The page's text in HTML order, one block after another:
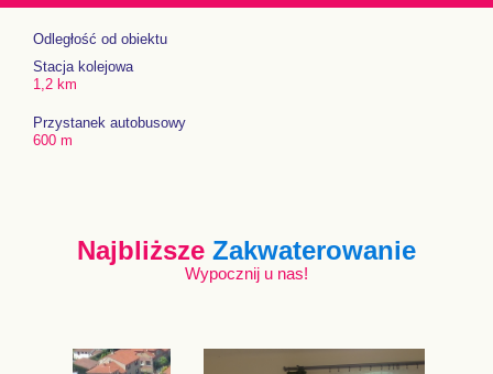
Odległość od obiektu
Stacja kolejowa
1,2 km
Przystanek autobusowy
600 m
Najbliższe Zakwaterowanie
Wypocznij u nas!